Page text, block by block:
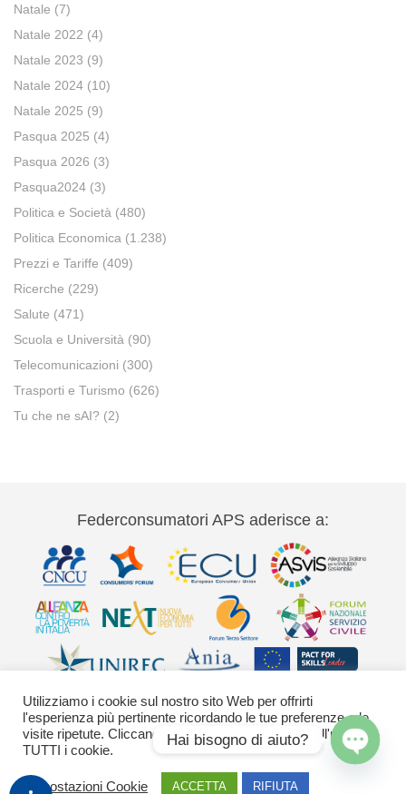
Natale (7)
Natale 2022 (4)
Natale 2023 (9)
Natale 2024 (10)
Natale 2025 (9)
Pasqua 2025 (4)
Pasqua 2026 (3)
Pasqua2024 (3)
Politica e Società (480)
Politica Economica (1.238)
Prezzi e Tariffe (409)
Ricerche (229)
Salute (471)
Scuola e Università (90)
Telecomunicazioni (300)
Trasporti e Turismo (626)
Tu che ne sAI? (2)
Federconsumatori APS aderisce a:
Via Palestro 11 00185 Roma - tel 06
42020755-9 federconsumatori@federconsumatori.it Ufficio stampa tel: 06
Utilizziamo i cookie sul nostro sito Web per offrirti
l'esperienza più pertinente ricordando le tue preferenze e le
visite ripetute. Cliccando su "Accetta" acconsenti all'uso di
TUTTI i cookie.
Impostazioni Cookie ACCETTA RIFIUTA
Hai bisogno di aiuto?